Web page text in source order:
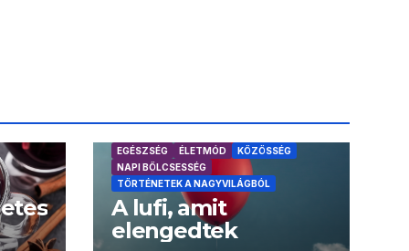
EGÉSZSÉG ÉLETMÓD
KÖZÖSSÉG
NAPI BÖLCSESSÉG
TÖRTÉNETEK A NAGYVILÁGBÓL
A lufi, amit
elengedtek